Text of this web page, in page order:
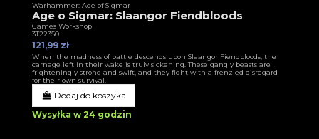
Warhammer: Age of Sigmar
Age o Sigmar: Slaangor Fiendbloods
Games Workshop
3T22350
121,99 zł
When the madness of battle descends upon Slaangor Fiendbloods, the
carnage left in their wake is truly sickening. These gangly beasts are
frighteningly strong and swift, and they fight with a frenzied disregard
for their own survival.
Dodaj do koszyka
Wysyłka w 24 godzin